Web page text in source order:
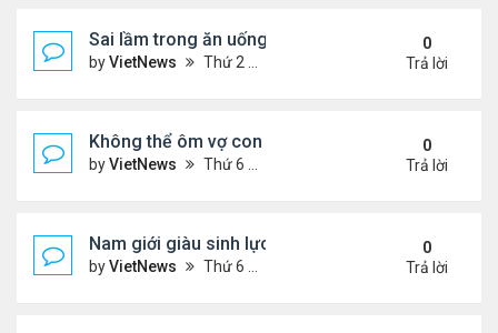
Sai lầm trong ăn uống gây suy giảm sinh lý ở nam
byVietNews Thứ 2 Tháng 8 15, 2022 2:40 pm
0
Trả lời
Không thể ôm vợ con vì căn bệnh quái ác
byVietNews Thứ 6 Tháng 8 12, 2022 4:34 pm
0
Trả lời
Nam giới giàu sinh lực nhất vào thời điểm nào
byVietNews Thứ 6 Tháng 8 12, 2022 3:08 pm
0
Trả lời